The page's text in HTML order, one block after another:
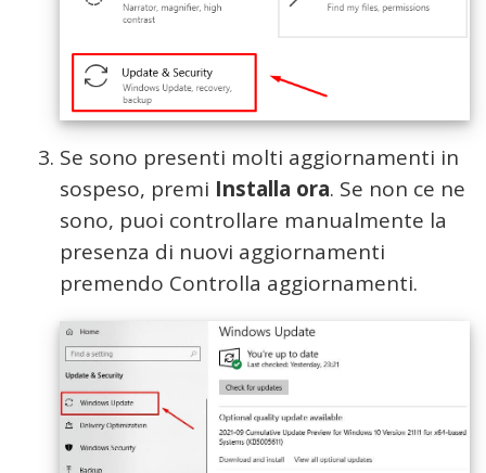
Se sono presenti molti aggiornamenti in
sospeso, premi Installa ora. Se non ce ne
sono, puoi controllare manualmente la
presenza di nuovi aggiornamenti
premendo Controlla aggiornamenti.